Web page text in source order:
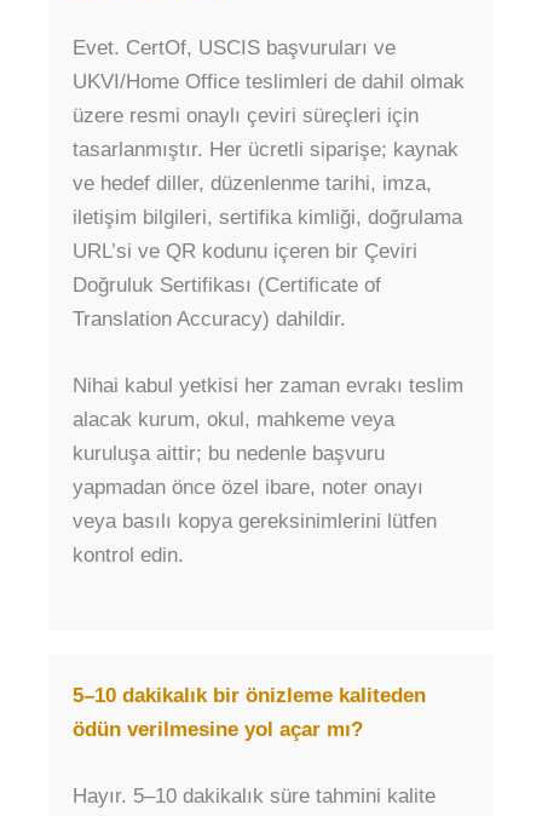
Evet. CertOf, USCIS başvuruları ve
UKVI/Home Office teslimleri de dahil olmak
üzere resmi onaylı çeviri süreçleri için
tasarlanmıştır. Her ücretli siparişe; kaynak
ve hedef diller, düzenlenme tarihi, imza,
iletişim bilgileri, sertifika kimliği, doğrulama
URL’si ve QR kodunu içeren bir Çeviri
Doğruluk Sertifikası (Certificate of
Translation Accuracy) dahildir.
Nihai kabul yetkisi her zaman evrakı teslim
alacak kurum, okul, mahkeme veya
kuruluşa aittir; bu nedenle başvuru
yapmadan önce özel ibare, noter onayı
veya basılı kopya gereksinimlerini lütfen
kontrol edin.
5–10 dakikalık bir önizleme kaliteden
ödün verilmesine yol açar mı?
Hayır. 5–10 dakikalık süre tahmini kalite